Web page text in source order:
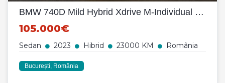
BMW 740D Mild Hybrid Xdrive M-Individual 2023
105.000€
Sedan 2023 Hibrid 23000 KM România
București, România